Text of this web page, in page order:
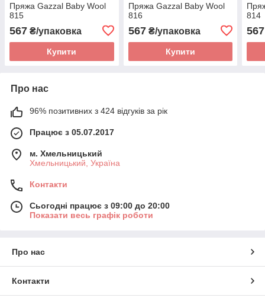
Пряжа Gazzal Baby Wool
815
567 ₴/упаковка
Купити
Пряжа Gazzal Baby Wool
816
567₴/упаковка
Купити
814
567
Про нас
96% позитивних з 424 відгуків за рік
Працює з 05.07.2017
м. Хмельницький
Хмельницький, Україна
Контакти
Сьогодні працює з 09:00 до 20:00
Показати весь графік роботи
Про нас
Контакти